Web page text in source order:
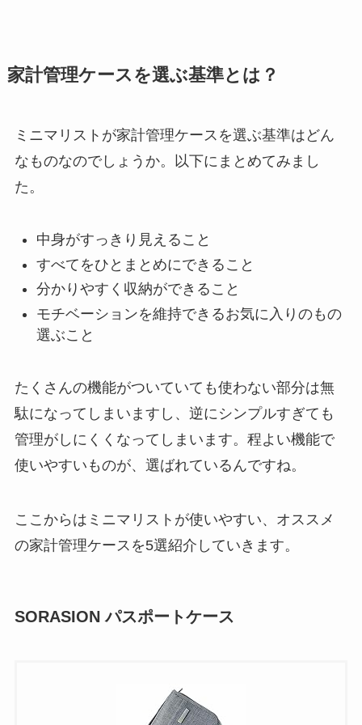
家計管理ケースを選ぶ基準とは？
ミニマリストが家計管理ケースを選ぶ基準はどん
なものなのでしょうか。以下にまとめてみまし
た。
中身がすっきり見えること
すべてをひとまとめにできること
分かりやすく収納ができること
モチベーションを維持できるお気に入りのもの
選ぶこと
たくさんの機能がついていても使わない部分は無
駄になってしまいますし、逆にシンプルすぎても
管理がしにくくなってしまいます。程よい機能で
使いやすいものが、選ばれているんですね。
ここからはミニマリストが使いやすい、オススメ
の家計管理ケースを5選紹介していきます。
SORASION パスポートケース